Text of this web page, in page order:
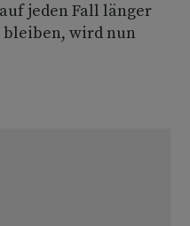
jeden Fall länger
bleiben, wird nun